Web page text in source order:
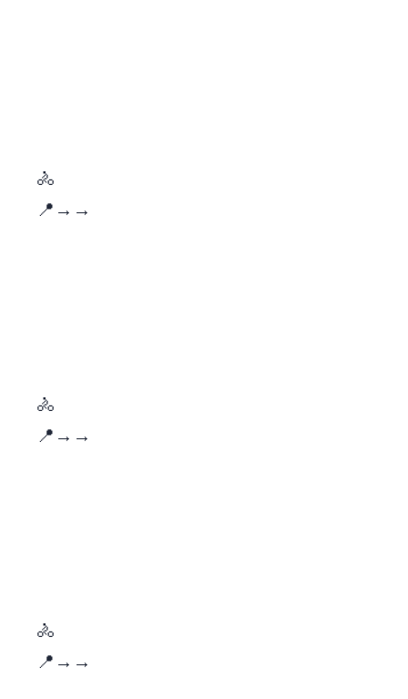
🚴
📍 → → Jardines de Schönbrunn
🚴
📍 Schwedenplatz → Donaukanal → Isla del Danubio
🚴
📍 Centro de Viena → Grinzing → Kahlenberg